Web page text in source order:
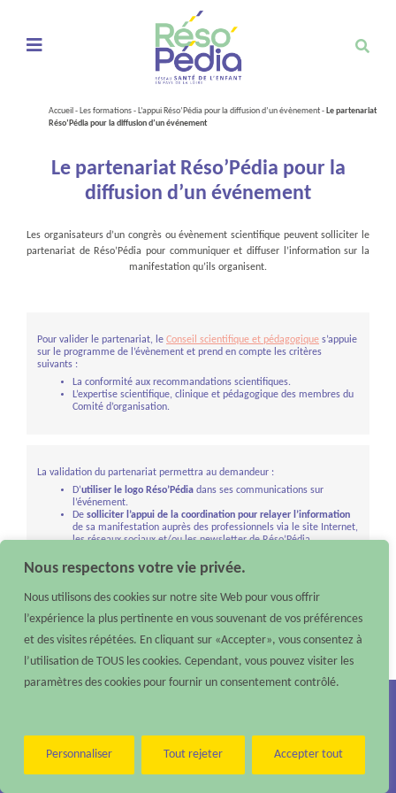
Nous respectons votre vie privée.
Nous utilisons des cookies sur notre site Web pour vous offrir
l’expérience la plus pertinente en vous souvenant de vos préférences
et des visites répétées. En cliquant sur «Accepter», vous consentez à
l’utilisation de TOUS les cookies. Cependant, vous pouvez visiter les
paramètres des cookies pour fournir un consentement contrôlé.
Personnaliser Tout rejeter Accepter tout
Ouvrir le menu de navigation mobile
Accueil - Les formations - L’appui Réso’Pédia pour la diffusion d’un évènement - Le partenariat
Réso’Pédia pour la diffusion d’un événement
Le partenariat Réso’Pédia pour la
diffusion d’un événement
Les organisateurs d’un congrès ou évènement scientifique peuvent solliciter le
partenariat de Réso’Pédia pour communiquer et diffuser l’information sur la
manifestation qu’ils organisent.
Pour valider le partenariat, le Conseil scientifique et pédagogique s’appuie
sur le programme de l’évènement et prend en compte les critères
suivants :
La conformité aux recommandations scientifiques.
L’expertise scientifique, clinique et pédagogique des membres du
Comité d’organisation.
La validation du partenariat permettra au demandeur :
D’utiliser le logo Réso’Pédia dans ses communications sur
l’événement.
De solliciter l’appui de la coordination pour relayer l’information
de sa manifestation auprès des professionnels via le site Internet,
les réseaux sociaux et/ou les newsletter de Réso’Pédia.
Réso’Pédia
2026 – Tous droits réservés – Réalisé parDigisanté